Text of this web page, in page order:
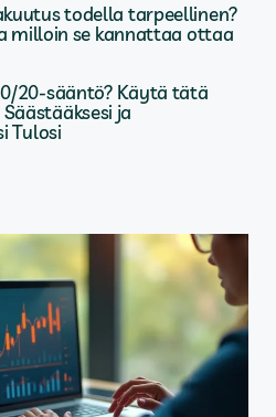
todella tarpeellinen?
milloin se kannattaa ottaa
20-sääntö? Käytä tätä
ja
Tulosi